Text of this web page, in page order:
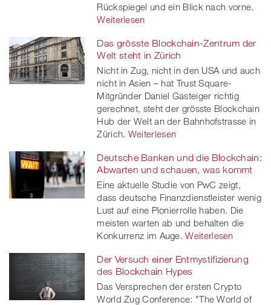
Rückspiegel und ein Blick nach vorne.
Weiterlesen
Das grösste Blockchain-Zentrum der
Welt steht in Zürich
Nicht in Zug, nicht in den USA und auch
nicht in Asien – hat Trust Square-
Mitgründer Daniel Gasteiger richtig
gerechnet, steht der grösste Blockchain
Hub der Welt an der Bahnhofstrasse in
Zürich. Weiterlesen
Deutsche Banken und die Blockchain:
Abwarten und schauen, was kommt
Eine aktuelle Studie von PwC zeigt,
dass deutsche Finanzdienstleister wenig
Lust auf eine Pionierrolle haben. Die
meisten warten ab und behalten die
Konkurrenz im Auge. Weiterlesen
Der Versuch einer Entmystifizierung
des Blockchain Hypes
Das Versprechen der ersten Crypto
World Zug Conference: "The World of